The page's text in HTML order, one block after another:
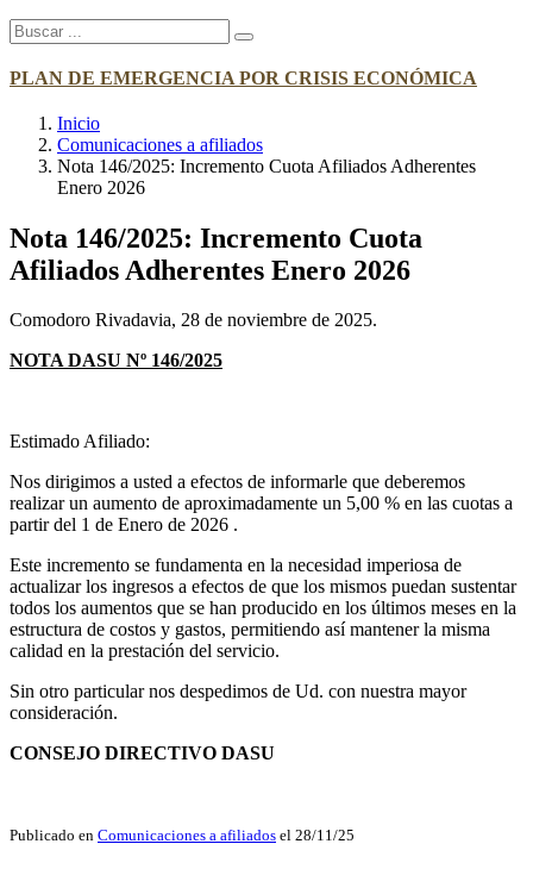
PLAN DE EMERGENCIA POR CRISIS ECONÓMICA
Inicio
Comunicaciones a afiliados
Nota 146/2025: Incremento Cuota Afiliados Adherentes
Enero 2026
Nota 146/2025: Incremento Cuota
Afiliados Adherentes Enero 2026
Comodoro Rivadavia, 28 de noviembre de 2025.
NOTA DASU Nº 146/2025
Estimado Afiliado:
Nos dirigimos a usted a efectos de informarle que deberemos
realizar un aumento de aproximadamente un 5,00 % en las cuotas a
partir del 1 de Enero de 2026 .
Este incremento se fundamenta en la necesidad imperiosa de
actualizar los ingresos a efectos de que los mismos puedan sustentar
todos los aumentos que se han producido en los últimos meses en la
estructura de costos y gastos, permitiendo así mantener la misma
calidad en la prestación del servicio.
Sin otro particular nos despedimos de Ud. con nuestra mayor
consideración.
CONSEJO DIRECTIVO DASU
Publicado en Comunicaciones a afiliados el 28/11/25